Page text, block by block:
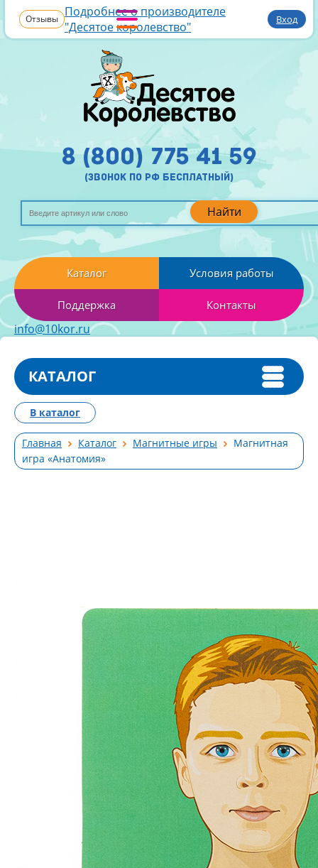
Отзывы Подробнее о производителе
"Десятое королевство"
Вход
Найти
8 (800) 775 41 59
(звонок по рф бесплатный)
Каталог Условия работы
Поддержка Контакты
info@10kor.ru
КАТАЛОГ
Главная Каталог Магнитные игры
Магнитная
игра «Анатомия»
В каталог